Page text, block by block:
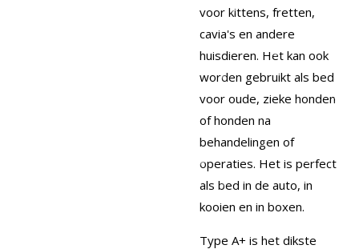
voor kittens, fretten,
cavia's en andere
huisdieren. Het kan ook
worden gebruikt als bed
voor oude, zieke honden
of honden na
behandelingen of
operaties. Het is perfect
als bed in de auto, in
kooien en in boxen.
Type A+ is het dikste